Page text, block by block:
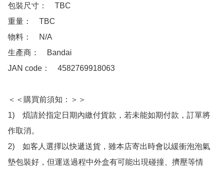
包裝尺寸：　TBC
重量：　TBC
物料：　N/A
生產商：　Bandai
JAN code：　4582769918063
＜＜購買前須知：＞＞
1)　煩請於指定日期內繳付貨款，若未能如期付款，訂單將
作取消。
2)　如客人選擇以快遞送貨，雖本店寄出時會以緩衝泡泡氣
墊包裝好，但運送過程中外盒有可能出現碰撞、擠壓等情